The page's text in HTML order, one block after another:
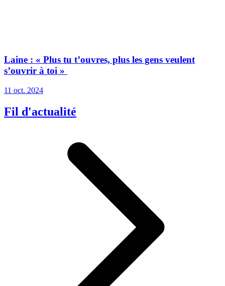
Laine : « Plus tu t’ouvres, plus les gens veulent
s’ouvrir à toi »
11 oct. 2024
Fil d'actualité